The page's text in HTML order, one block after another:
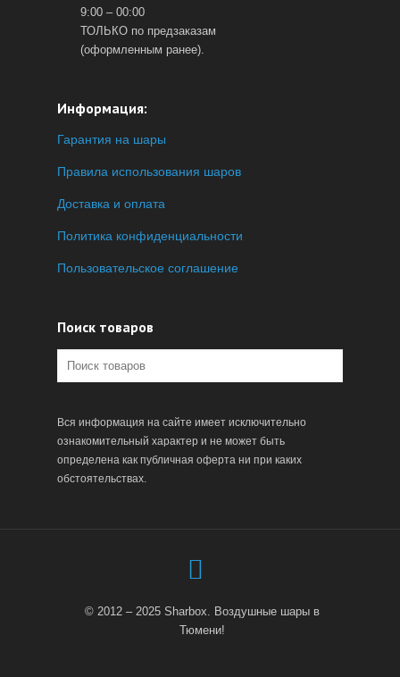
9:00 – 00:00
ТОЛЬКО по предзаказам
(оформленным ранее).
Информация:
Гарантия на шары
Правила использования шаров
Доставка и оплата
Политика конфиденциальности
Пользовательское соглашение
Поиск товаров
Вся информация на сайте имеет исключительно
ознакомительный характер и не может быть
определена как публичная оферта ни при каких
обстоятельствах.
© 2012 – 2025 Sharbox. Воздушные шары в
Тюмени!